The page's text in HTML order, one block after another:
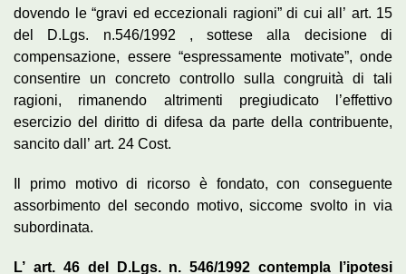
dovendo le “gravi ed eccezionali ragioni” di cui all’ art. 15
del D.Lgs. n.546/1992 , sottese alla decisione di
compensazione, essere “espressamente motivate”, onde
consentire un concreto controllo sulla congruità di tali
ragioni, rimanendo altrimenti pregiudicato l’effettivo
esercizio del diritto di difesa da parte della contribuente,
sancito dall’ art. 24 Cost.
Il primo motivo di ricorso è fondato, con conseguente
assorbimento del secondo motivo, siccome svolto in via
subordinata.
L’ art. 46 del D.Lgs. n. 546/1992 contempla l’ipotesi